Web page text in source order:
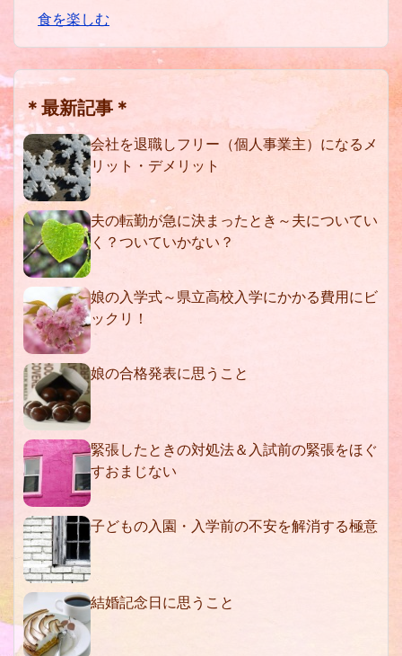
食を楽しむ
＊最新記事＊
会社を退職しフリー（個人事業主）になるメ
リット・デメリット
夫の転勤が急に決まったとき～夫についてい
く？ついていかない？
娘の入学式～県立高校入学にかかる費用にビ
ックリ！
娘の合格発表に思うこと
緊張したときの対処法＆入試前の緊張をほぐ
すおまじない
子どもの入園・入学前の不安を解消する極意
結婚記念日に思うこと